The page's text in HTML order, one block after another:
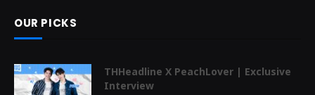
OUR PICKS
THHeadline X PeachLover | Exclusive
Interview